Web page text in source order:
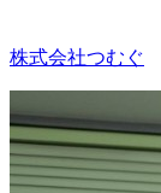
株式会社つむぐ